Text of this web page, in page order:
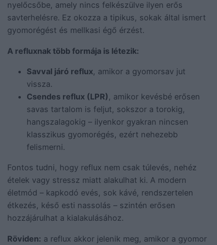
nyelőcsőbe, amely nincs felkészülve ilyen erős
savterhelésre. Ez okozza a tipikus, sokak által ismert
gyomorégést és mellkasi égő érzést.
A refluxnak több formája is létezik:
Savval járó reflux, amikor a gyomorsav jut
vissza.
Csendes reflux (LPR) , amikor kevésbé erősen
savas tartalom is feljut, sokszor a torokig,
hangszalagokig – ilyenkor gyakran nincsen
klasszikus gyomorégés, ezért nehezebb
felismerni.
Fontos tudni, hogy reflux nem csak túlevés, nehéz
ételek vagy stressz miatt alakulhat ki. A modern
életmód – kapkodó evés, sok kávé, rendszertelen
étkezés, késő esti nassolás – szintén erősen
hozzájárulhat a kialakulásához.
Röviden: a reflux akkor jelenik meg, amikor a gyomor